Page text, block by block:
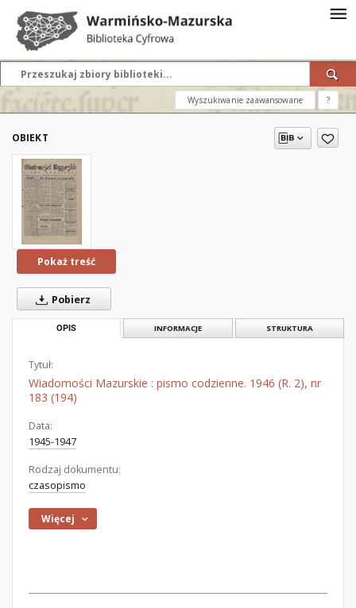
Wyszukiwanie zaawansowane ?
OBIEKT
Pokaż treść
Pobierz
OPIS INFORMACJE STRUKTURA
Tytuł:
Wiadomości Mazurskie : pismo codzienne. 1946 (R. 2), nr
183 (194)
Data:
1945-1947
Rodzaj dokumentu:
czasopismo
Więcej